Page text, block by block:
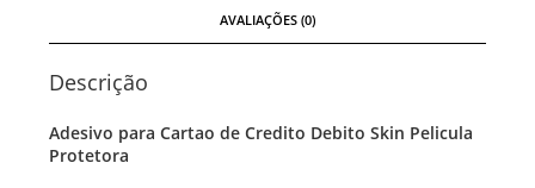
AVALIAÇÕES (0)
Descrição
Adesivo para Cartao de Credito Debito Skin Pelicula
Protetora